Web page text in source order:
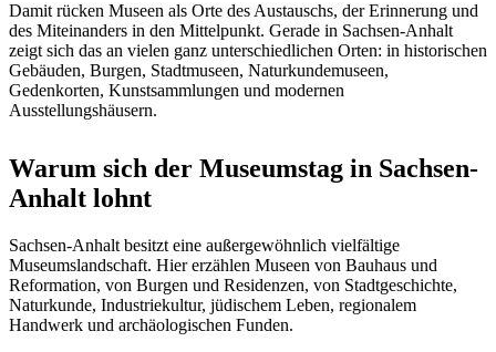
Damit rücken Museen als Orte des Austauschs, der Erinnerung und
des Miteinanders in den Mittelpunkt. Gerade in Sachsen-Anhalt
zeigt sich das an vielen ganz unterschiedlichen Orten: in historischen
Gebäuden, Burgen, Stadtmuseen, Naturkundemuseen,
Gedenkorten, Kunstsammlungen und modernen
Ausstellungshäusern.
Warum sich der Museumstag in Sachsen-
Anhalt lohnt
Sachsen-Anhalt besitzt eine außergewöhnlich vielfältige
Museumslandschaft. Hier erzählen Museen von Bauhaus und
Reformation, von Burgen und Residenzen, von Stadtgeschichte,
Naturkunde, Industriekultur, jüdischem Leben, regionalem
Handwerk und archäologischen Funden.